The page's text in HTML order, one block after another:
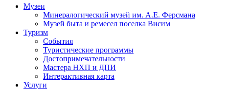
Музеи
Минералогический музей им. А.Е. Ферсмана
Музей быта и ремесел поселка Висим
Туризм
События
Туристические программы
Достопримечательности
Мастера НХП и ДПИ
Интерактивная карта
Услуги